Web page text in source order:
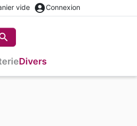
vide account_circleConnexion
Rechercher
Divers